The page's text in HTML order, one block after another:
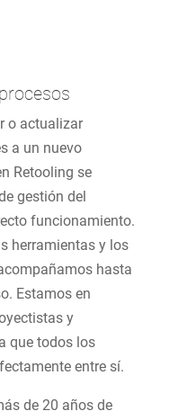
o actualizar
a un nuevo
Retooling se
gestión del
funcionamiento.
herramientas y los
hasta
Estamos en
y
que todos los
entre sí.
de 20 años de